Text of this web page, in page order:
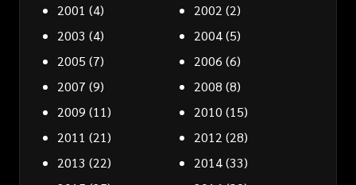
2001 (4) 2002 (2)
2003 (4) 2004(5)
2005 (7) 2006 (6)
2007 (9) 2008 (8)
2009 (11) 2010 (15)
2011 (21) 2012 (28)
2013 (22) 2014(33)